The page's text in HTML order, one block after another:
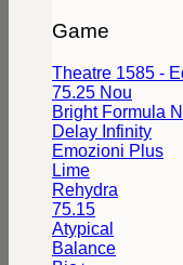
Game
Theatre 1585 -
75.25
Bright Formula
Delay Infinity
Emozioni Plus
Lime
Rehydra
75.15
Atypical
Balance